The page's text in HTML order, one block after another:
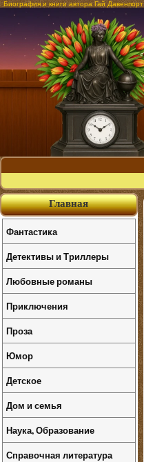
Биография и книги автора Гай Давенпорт
Главная
Фантастика
Детективы и Триллеры
Любовные романы
Приключения
Проза
Юмор
Детское
Дом и семья
Наука, Образование
Справочная литература